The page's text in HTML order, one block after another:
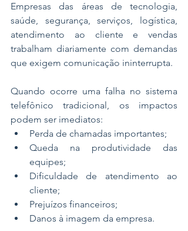
Empresas das áreas de tecnologia,
saúde, segurança, serviços, logística,
atendimento ao cliente e vendas
trabalham diariamente com demandas
que exigem comunicação ininterrupta.
Quando ocorre uma falha no sistema
telefônico tradicional, os impactos
podem ser imediatos:
Perda de chamadas importantes;
Queda na produtividade das
equipes;
Dificuldade de atendimento ao
cliente;
Prejuízos financeiros;
Danos à imagem da empresa.